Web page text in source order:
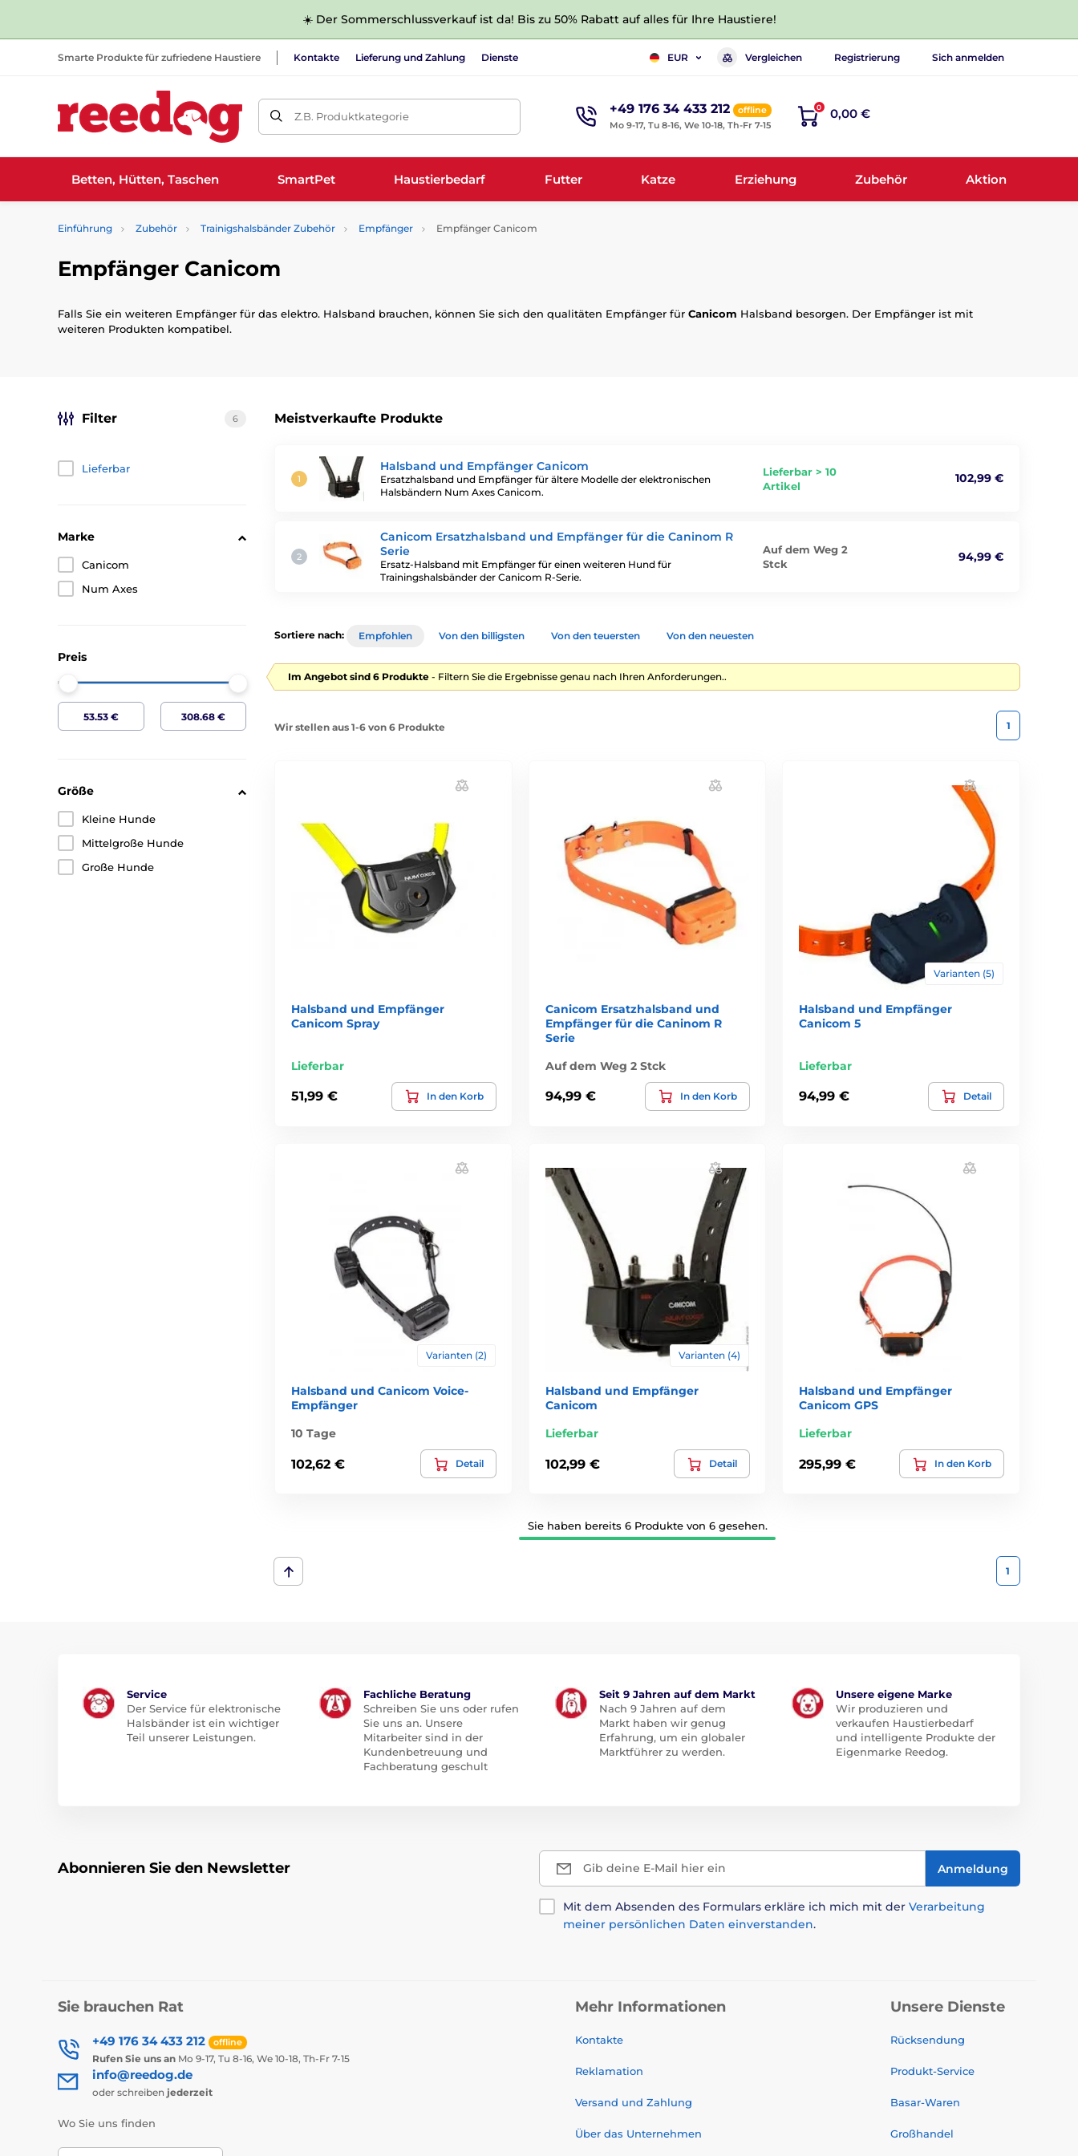
☀️ Der Sommerschlussverkauf ist da! Bis zu 50% Rabatt auf alles für Ihre Haustiere!
Smarte Produkte für zufriedene Haustiere Kontakte Lieferung und Zahlung Dienste EUR Vergleichen Registrierung Sich anmelden
Z.B. Produktkategorie +49 176 34 433 212
offline
Mo 9-17, Tu 8-16, We 10-18, Th-Fr 7-15
0 0,00 €
Betten, Hütten, Taschen SmartPet Haustierbedarf Futter Katze Erziehung Zubehör Aktion
Einführung Zubehör Trainigshalsbänder Zubehör Empfänger Empfänger Canicom
Empfänger Canicom
Falls Sie ein weiteren Empfänger für das elektro. Halsband brauchen, können Sie sich den qualitäten Empfänger für Canicom Halsband besorgen. Der Empfänger ist mit
weiteren Produkten kompatibel.
Meistverkaufte Produkte
Halsband und Empfänger Canicom
Ersatzhalsband und Empfänger für ältere Modelle der elektronischen
Halsbändern Num Axes Canicom.
Lieferbar > 10
Artikel
102,99 €
Canicom Ersatzhalsband und Empfänger für die Caninom R
Serie
Ersatz-Halsband mit Empfänger für einen weiteren Hund für
Trainingshalsbänder der Canicom R-Serie.
Auf dem Weg 2
Stck
94,99 €
Filter 6
Lieferbar
Marke
Canicom
Num Axes
Preis
Größe
Kleine Hunde
Mittelgroße Hunde
Große Hunde
Sortiere nach: Empfohlen Von den billigsten Von den teuersten Von den neuesten
Im Angebot sind 6 Produkte - Filtern Sie die Ergebnisse genau nach Ihren Anforderungen..
Wir stellen aus 1-6 von 6 Produkte 1
Halsband und Empfänger
Canicom Spray
Lieferbar
51,99 € In den Korb
Canicom Ersatzhalsband und
Empfänger für die Caninom R
Serie
Auf dem Weg 2 Stck
94,99 € In den Korb
Varianten (5)
Halsband und Empfänger
Canicom 5
Lieferbar
94,99 € Detail
Varianten (2)
Halsband und Canicom Voice-
Empfänger
10 Tage
102,62 € Detail
Varianten (4)
Halsband und Empfänger
Canicom
Lieferbar
102,99 € Detail
Halsband und Empfänger
Canicom GPS
Lieferbar
295,99 € In den Korb
Sie haben bereits 6 Produkte von 6 gesehen.
1
Service
Der Service für elektronische
Halsbänder ist ein wichtiger
Teil unserer Leistungen.
Fachliche Beratung
Schreiben Sie uns oder rufen
Sie uns an. Unsere
Mitarbeiter sind in der
Kundenbetreuung und
Fachberatung geschult
Seit 9 Jahren auf dem Markt
Nach 9 Jahren auf dem
Markt haben wir genug
Erfahrung, um ein globaler
Marktführer zu werden.
Unsere eigene Marke
Wir produzieren und
verkaufen Haustierbedarf
und intelligente Produkte der
Eigenmarke Reedog.
Abonnieren Sie den Newsletter Gib deine E-Mail hier ein Anmeldung
Mit dem Absenden des Formulars erkläre ich mich mit der Verarbeitung
meiner persönlichen Daten einverstanden.
Sie brauchen Rat
+49 176 34 433 212 offline
Rufen Sie uns an Mo 9-17, Tu 8-16, We 10-18, Th-Fr 7-15
info@reedog.de
oder schreiben jederzeit
Wo Sie uns finden
Mehr Informationen
Kontakte
Reklamation
Versand und Zahlung
Über das Unternehmen
Unsere Dienste
Rücksendung
Produkt-Service
Basar-Waren
Großhandel